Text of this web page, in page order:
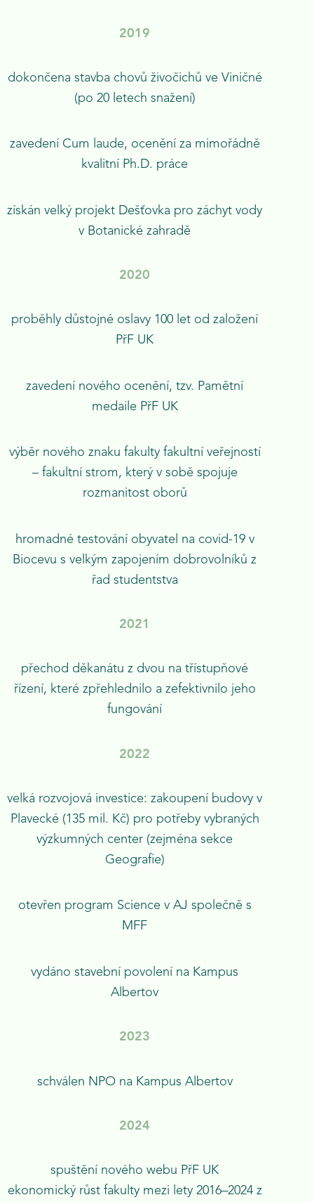
2019
dokončena stavba chovů živočichů ve Viničné
(po 20 letech snažení)
zavedení Cum laude, ocenění za mimořádně
kvalitní Ph.D. práce
získán velký projekt Dešťovka pro záchyt vody
v Botanické zahradě
2020
proběhly důstojné oslavy 100 let od založení
PřF UK
zavedení nového ocenění, tzv. Pamětní
medaile PřF UK
výběr nového znaku fakulty fakultní veřejností
– fakultní strom, který v sobě spojuje
rozmanitost oborů
hromadné testování obyvatel na covid-19 v
Biocevu s velkým zapojením dobrovolníků z
řad studentstva
2021
přechod děkanátu z dvou na třístupňové
řízení, které zpřehlednilo a zefektivnilo jeho
fungování
2022
velká rozvojová investice: zakoupení budovy v
Plavecké (135 mil. Kč) pro potřeby vybraných
výzkumných center (zejména sekce
Geografie)
otevřen program Science v AJ společně s
MFF
vydáno stavební povolení na Kampus
Albertov
2023
schválen NPO na Kampus Albertov
2024
spuštění nového webu PřF UK
ekonomický růst fakulty mezi lety 2016–⁠⁠⁠⁠⁠⁠2024 z